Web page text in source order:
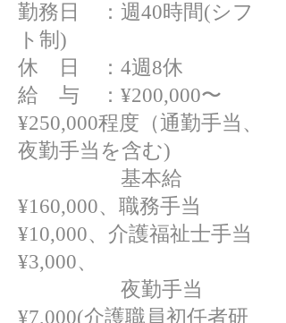
勤務日 ：週40時間(シフ
ト制)
休 日 ：4週8休
給 与 ：¥200,000〜
¥250,000程度（通勤手当、
夜勤手当を含む)
基本給
¥160,000、職務手当
¥10,000、介護福祉士手当
¥3,000、
夜勤手当
¥7,000(介護職員初任者研